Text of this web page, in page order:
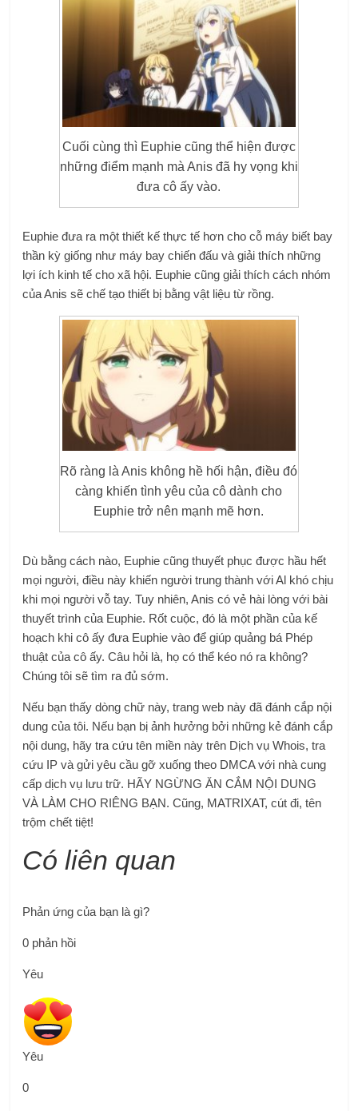
Cuối cùng thì Euphie cũng thể hiện được
những điểm mạnh mà Anis đã hy vọng khi
đưa cô ấy vào.
Euphie đưa ra một thiết kế thực tế hơn cho cỗ máy biết bay
thần kỳ giống như máy bay chiến đấu và giải thích những
lợi ích kinh tế cho xã hội. Euphie cũng giải thích cách nhóm
của Anis sẽ chế tạo thiết bị bằng vật liệu từ rồng.
Rõ ràng là Anis không hề hối hận, điều đó
càng khiến tình yêu của cô dành cho
Euphie trở nên mạnh mẽ hơn.
Dù bằng cách nào, Euphie cũng thuyết phục được hầu hết
mọi người, điều này khiến người trung thành với Al khó chịu
khi mọi người vỗ tay. Tuy nhiên, Anis có vẻ hài lòng với bài
thuyết trình của Euphie. Rốt cuộc, đó là một phần của kế
hoạch khi cô ấy đưa Euphie vào để giúp quảng bá Phép
thuật của cô ấy. Câu hỏi là, họ có thể kéo nó ra không?
Chúng tôi sẽ tìm ra đủ sớm.
Nếu bạn thấy dòng chữ này, trang web này đã đánh cắp nội
dung của tôi. Nếu bạn bị ảnh hưởng bởi những kẻ đánh cắp
nội dung, hãy tra cứu tên miền này trên Dịch vụ Whois, tra
cứu IP và gửi yêu cầu gỡ xuống theo DMCA với nhà cung
cấp dịch vụ lưu trữ. HÃY NGỪNG ĂN CẮM NỘI DUNG
VÀ LÀM CHO RIÊNG BẠN. Cũng, MATRIXAT, cút đi, tên
trộm chết tiệt!
Có liên quan
Phản ứng của bạn là gì?
0 phản hồi
Yêu
Yêu
0